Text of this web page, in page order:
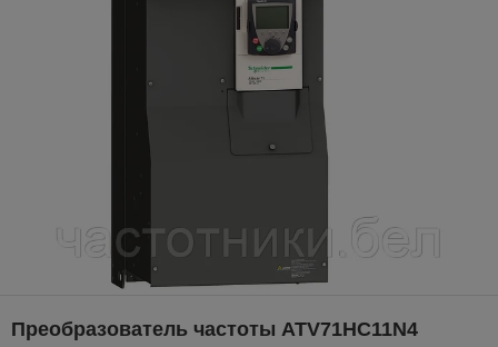
Преобразователь частоты ATV71HC11N4